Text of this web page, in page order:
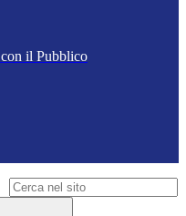
il Pubblico